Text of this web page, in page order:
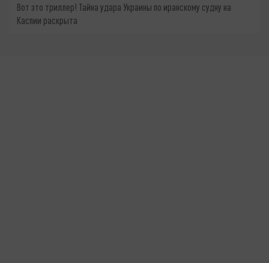
Вот это триллер! Тайна удара Украины по иранскому судну на
Каспии раскрыта